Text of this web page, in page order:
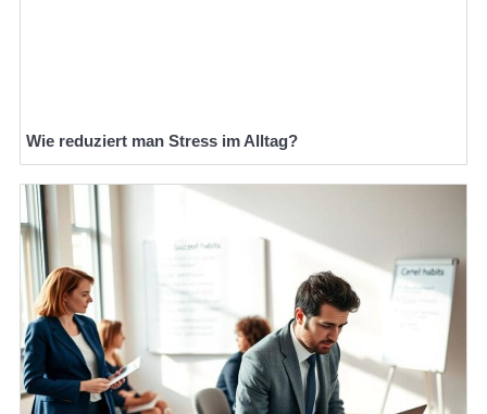
Wie reduziert man Stress im Alltag?